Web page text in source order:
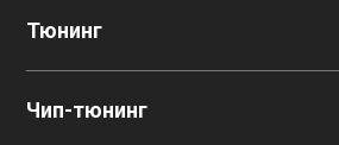
Тюнинг
Чип-тюнинг